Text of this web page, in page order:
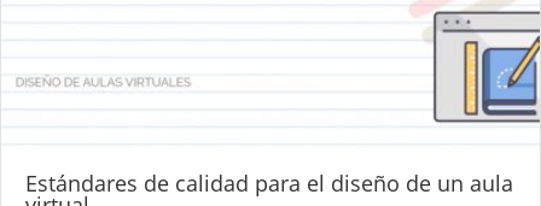
Estándares de calidad para el diseño de un aula